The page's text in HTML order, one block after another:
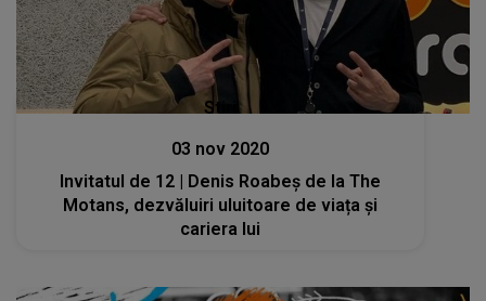
Stiri
03 nov 2020
Invitatul de 12 | Denis Roabeș de la The
Motans, dezvăluiri uluitoare de viața și
cariera lui